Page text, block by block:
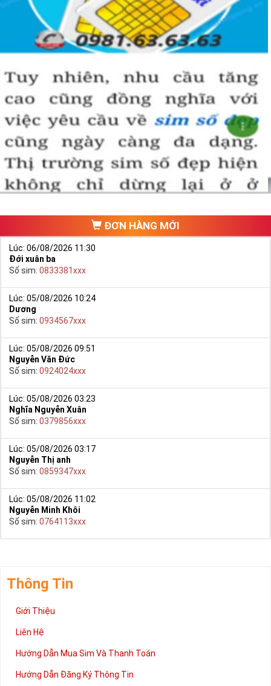
ĐƠN HÀNG MỚI
Lúc: 06/08/2026 11:30
Đới xuân ba
Số sim: 0833381xxx
Lúc: 05/08/2026 10:24
Dương
Số sim: 0934567xxx
Lúc: 05/08/2026 09:51
Nguyễn Văn Đức
Số sim: 0924024xxx
Lúc: 05/08/2026 03:23
Nghĩa Nguyễn Xuân
Số sim: 0379856xxx
Lúc: 05/08/2026 03:17
Nguyễn Thị anh
Số sim: 0859347xxx
Lúc: 05/08/2026 11:02
Nguyễn Minh Khôi
Số sim: 0764113xxx
Thông Tin
Giới Thiệu
Liên Hệ
Hướng Dẫn Mua Sim Và Thanh Toán
Hướng Dẫn Đăng Ký Thông Tin